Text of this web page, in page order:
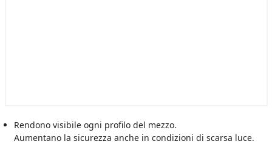
Rendono visibile ogni profilo del mezzo.
Aumentano la sicurezza anche in condizioni di scarsa luce.